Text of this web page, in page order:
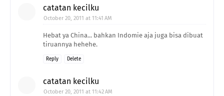
catatan kecilku
October 20, 2011 at 11:41 AM
Hebat ya China... bahkan Indomie aja juga bisa dibuat
tiruannya hehehe.
Reply Delete
catatan kecilku
October 20, 2011 at 11:42 AM